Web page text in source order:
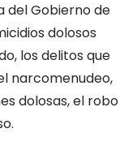
del Gobierno de
dolosos
los delitos que
narcomenudeo,
dolosas, el robo